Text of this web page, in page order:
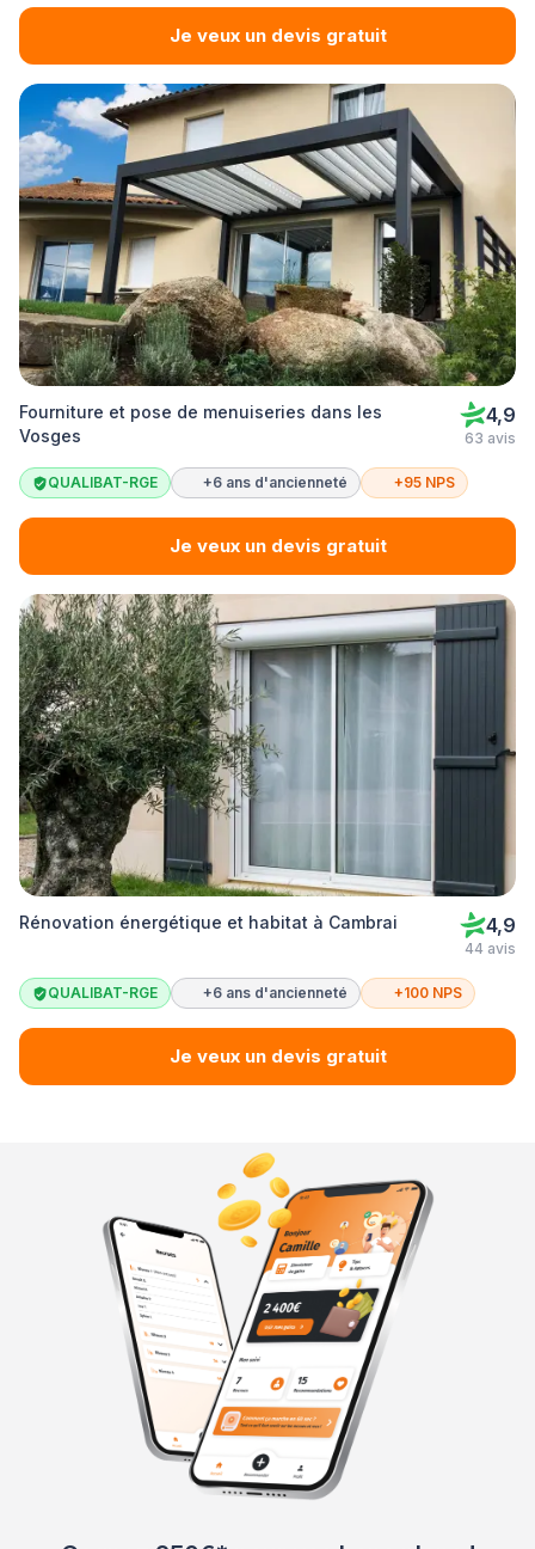
Je veux un devis gratuit
Fourniture et pose de menuiseries dans les
Vosges
4,9
63 avis
QUALIBAT-RGE +6 ans d'ancienneté +95 NPS
Je veux un devis gratuit
Rénovation énergétique et habitat à Cambrai 4,9
44 avis
QUALIBAT-RGE +6 ans d'ancienneté +100 NPS
Je veux un devis gratuit